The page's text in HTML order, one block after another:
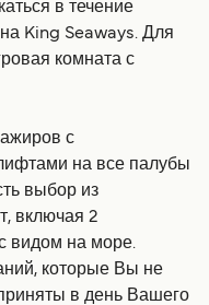
в течение
King Seaways. Для
комната с
с
на все палубы
выбор из
включая 2
видом на море.
которые Вы не
в день Вашего